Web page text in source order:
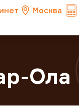
Москва
Ола